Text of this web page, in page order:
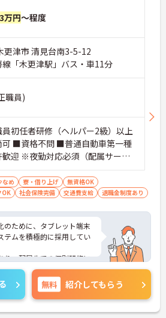
万円～程度
更津市 清見台南3-5-12
線「木更津駅」バス・車11分
職員)
初任者研修（ヘルパー2級）以上
可 ■資格不問 ■普通自動車第一種
歓迎 ※夜勤対応必須（配属サービ
ず、介護職正社員は夜勤シフト
性があります）
なめ 寮・借り上げ
無資格OK
OK 社会保険完備 交通費支給 退職金制度あり
ために、タブレット端末
テムを積極的に採用してい
、配属先での個別研修に
修やeラーニングシステムな
スキルアップできる教育
実しており、育児休暇取
食事などに使える独自の福
無料 紹介してもらう